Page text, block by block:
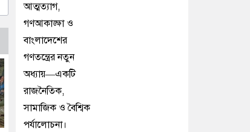
আত্মত্যাগ,
গণআকাঙ্ক্ষা ও
বাংলাদেশের
গণতন্ত্রের নতুন
অধ্যায়—একটি
রাজনৈতিক,
সামাজিক ও বৈশ্বিক
পর্যালোচনা।